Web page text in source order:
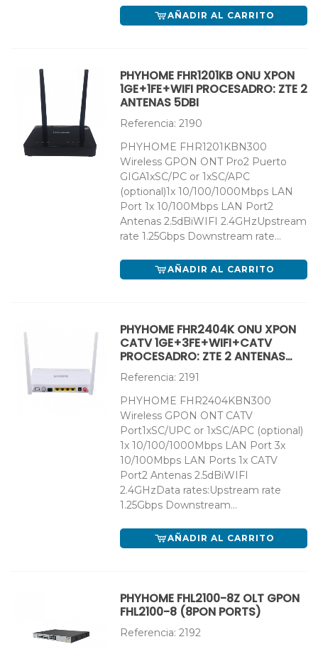
AÑADIR AL CARRITO
PHYHOME FHR1201KB ONU XPON
1GE+1FE+WIFI PROCESADRO: ZTE 2
ANTENAS 5DBI
Referencia: 2190
PHYHOME FHR1201KBN300
Wireless GPON ONT Pro2 Puerto
GIGA1xSC/PC or 1xSC/APC
(optional)1x 10/100/1000Mbps LAN
Port 1x 10/100Mbps LAN Port2
Antenas 2.5dBiWIFI 2.4GHzUpstream
rate 1.25Gbps Downstream rate...
AÑADIR AL CARRITO
PHYHOME FHR2404K ONU XPON
CATV 1GE+3FE+WIFI+CATV
PROCESADRO: ZTE 2 ANTENAS
5DBI
Referencia: 2191
PHYHOME FHR2404KBN300
Wireless GPON ONT CATV
Port1xSC/UPC or 1xSC/APC (optional)
1x 10/100/1000Mbps LAN Port 3x
10/100Mbps LAN Ports 1x CATV
Port2 Antenas 2.5dBiWIFI
2.4GHzData rates:Upstream rate
1.25Gbps Downstream...
AÑADIR AL CARRITO
PHYHOME FHL2100-8Z OLT GPON
FHL2100-8 (8PON PORTS)
Referencia: 2192